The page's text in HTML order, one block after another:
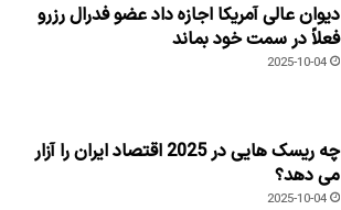
دیوان عالی آمریکا اجازه داد عضو فدرال رزرو
فعلاً در سمت خود بماند
2025-10-04
چه ریسک هایی در 2025 اقتصاد ایران را آزار
می دهد؟
2025-10-04